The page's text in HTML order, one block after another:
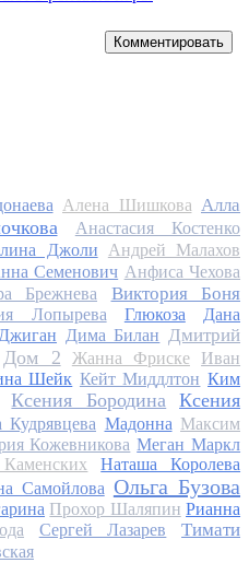
Комментировать
Алена Шишкова Алла
Анастасия Костенко
Джоли
Андрей Малахов
Семенович Анфиса Чехова
Брежнева Виктория Боня
Лопырева Глюкоза
Дана
Джиган Дима Билан
Дмитрий
Дом 2 Жанна Фриске
Иван
Шейк Кейт Миддлтон Ким
Ксения Бородина
Ксения
Кудрявцева Мадонна Максим
Кожевникова Меган Маркл
Наташа Королева
Самойлова Ольга Бузова
Прохор Шаляпин Рианна
Сергей Лазарев
Тимати